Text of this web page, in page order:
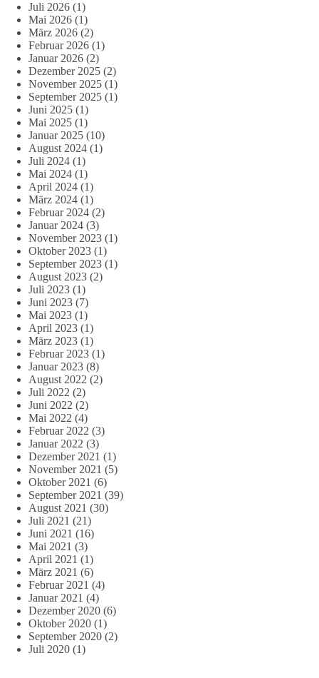
Juli 2026 (1)
Mai 2026 (1)
März 2026 (2)
Februar 2026 (1)
Januar 2026 (2)
Dezember 2025 (2)
November 2025 (1)
September 2025 (1)
Juni 2025 (1)
Mai 2025 (1)
Januar 2025 (10)
August 2024 (1)
Juli 2024 (1)
Mai 2024 (1)
April 2024 (1)
März 2024 (1)
Februar 2024 (2)
Januar 2024 (3)
November 2023 (1)
Oktober 2023 (1)
September 2023 (1)
August 2023 (2)
Juli 2023 (1)
Juni 2023 (7)
Mai 2023 (1)
April 2023 (1)
März 2023 (1)
Februar 2023 (1)
Januar 2023 (8)
August 2022 (2)
Juli 2022 (2)
Juni 2022 (2)
Mai 2022 (4)
Februar 2022 (3)
Januar 2022 (3)
Dezember 2021 (1)
November 2021 (5)
Oktober 2021 (6)
September 2021 (39)
August 2021 (30)
Juli 2021 (21)
Juni 2021 (16)
Mai 2021 (3)
April 2021 (1)
März 2021 (6)
Februar 2021 (4)
Januar 2021 (4)
Dezember 2020 (6)
Oktober 2020 (1)
September 2020 (2)
Juli 2020 (1)